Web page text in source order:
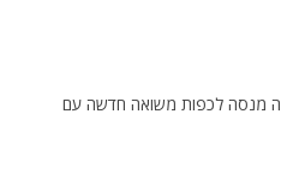
מנסה לכפות משואה חדשה עם